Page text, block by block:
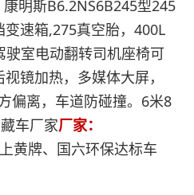
明斯B6.2NS6B245型245
变速箱,275真空胎，400L
室电动翻转司机座椅可
镜加热，多媒体大屏，
偏离，车道防碰撞。6米8
车厂家厂家：
上黄牌、国六环保达标车